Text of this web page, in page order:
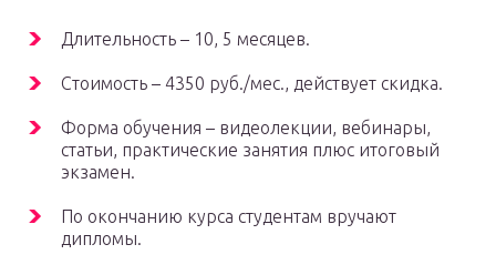
Длительность – 10, 5 месяцев.
Стоимость – 4350 руб./мес., действует скидка.
Форма обучения – видеолекции, вебинары,
статьи, практические занятия плюс итоговый
экзамен.
По окончанию курса студентам вручают
дипломы.